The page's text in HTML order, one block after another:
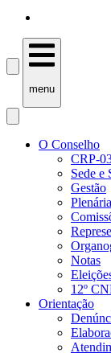
menu
O Conselho
CRP-
Sede e
Gestão
Notas
12º
Orientação